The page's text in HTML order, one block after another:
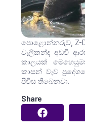
පොළොන්නරුව, Z-
වැලිකන්ද අඩවි
කාලයක්
කාසන් වැව
පිවිස තිබෙනවා.
Share